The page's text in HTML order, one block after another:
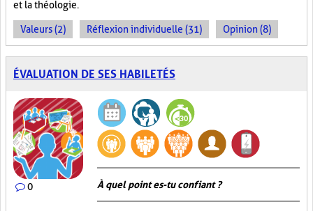
et la théologie.
Valeurs (2) Réflexion individuelle (31) Opinion (8)
ÉVALUATION DE SES HABILETÉS
0 À quel point es-tu confiant ?